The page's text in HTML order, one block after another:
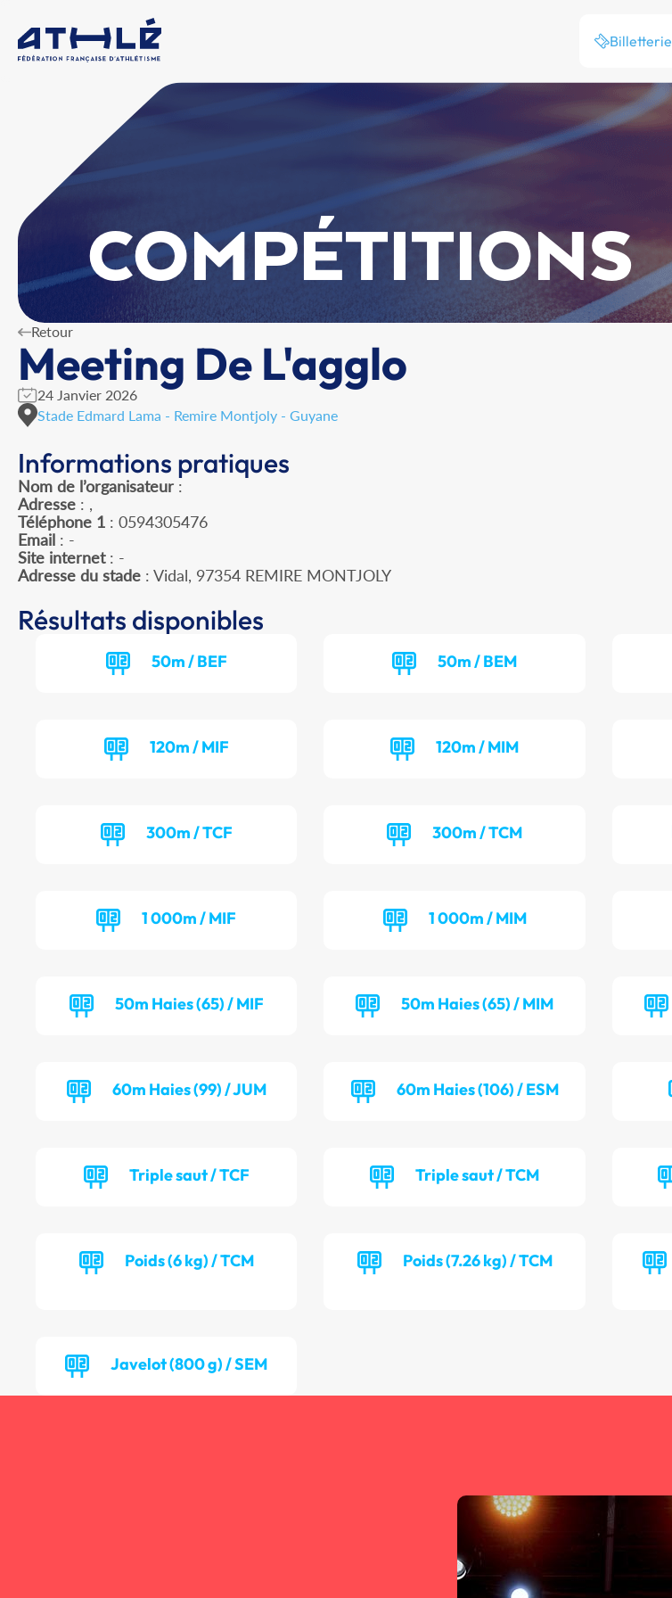
Billetterie
COMPÉTITIONS
Retour
Meeting De L'agglo
24 Janvier 2026
Stade Edmard Lama - Remire Montjoly - Guyane
Informations pratiques
Nom de l’organisateur :
Adresse : ,
Téléphone 1 : 0594305476
Email : -
Site internet: -
Adresse du stade : Vidal, 97354 REMIRE MONTJOLY
Résultats disponibles
50m / BEF 50m / BEM
120m / MIF 120m / MIM
300m / TCF 300m / TCM
1 000m / MIF 1 000m / MIM
50m Haies (65) / MIF 50m Haies (65) / MIM
60m Haies (99) / JUM 60m Haies (106) / ESM
Triple saut / TCF Triple saut / TCM
Poids (6 kg) / TCM Poids (7.26 kg) / TCM
Javelot (800 g) / SEM